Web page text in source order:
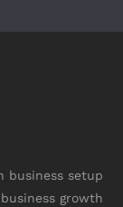
business setup
growth